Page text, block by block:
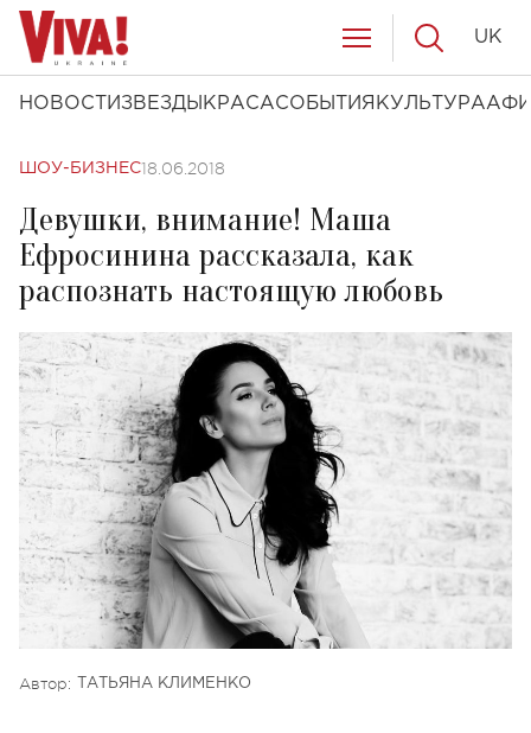
НОВОСТИ ЗВЕЗДЫ КРАСАСОБЫТИЯ КУЛЬТУРА
UK
ШОУ-БИЗНЕС18.06.2018
Девушки, внимание! Маша
Ефросинина рассказала, как
распознать настоящую любовь
Автор: ТАТЬЯНА КЛИМЕНКО